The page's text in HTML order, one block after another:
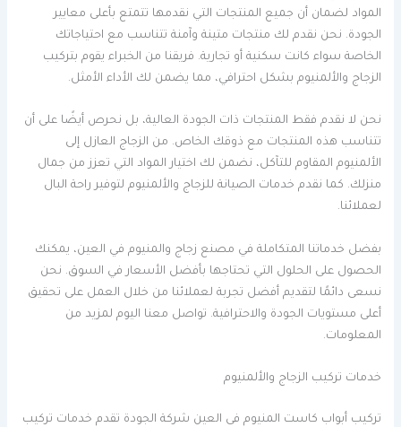
المواد لضمان أن جميع المنتجات التي نقدمها تتمتع بأعلى معايير
الجودة. نحن نقدم لك منتجات متينة وآمنة تتناسب مع احتياجاتك
الخاصة سواء كانت سكنية أو تجارية. فريقنا من الخبراء يقوم بتركيب
الزجاج والألمنيوم بشكل احترافي، مما يضمن لك الأداء الأمثل.
نحن لا نقدم فقط المنتجات ذات الجودة العالية، بل نحرص أيضًا على أن
تتناسب هذه المنتجات مع ذوقك الخاص. من الزجاج العازل إلى
الألمنيوم المقاوم للتآكل، نضمن لك اختيار المواد التي تعزز من جمال
منزلك. كما نقدم خدمات الصيانة للزجاج والألمنيوم لتوفير راحة البال
لعملائنا.
بفضل خدماتنا المتكاملة في مصنع زجاج والمنيوم في العين، يمكنك
الحصول على الحلول التي تحتاجها بأفضل الأسعار في السوق. نحن
نسعى دائمًا لتقديم أفضل تجربة لعملائنا من خلال العمل على تحقيق
أعلى مستويات الجودة والاحترافية. تواصل معنا اليوم لمزيد من
المعلومات.
خدمات تركيب الزجاج والألمنيوم
تركيب أبواب كاست المنيوم فى العين شركة الجودة تقدم خدمات تركيب